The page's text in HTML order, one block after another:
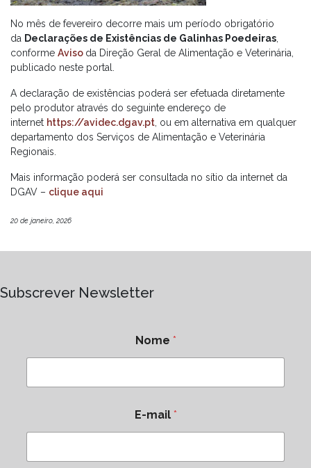
No mês de fevereiro decorre mais um período obrigatório
da Declarações de Existências de Galinhas Poedeiras
conforme Aviso da Direção Geral de Alimentação e Veterinária,
publicado neste portal.
A declaração de existências poderá ser efetuada diretamente
pelo produtor através do seguinte endereço de
internet https://avidec.dgav.pt , ou em alternativa em qualquer
departamento dos Serviços de Alimentação e Veterinária
Regionais.
Mais informação poderá ser consultada no sítio da internet da
DGAV – clique aqui
20 de janeiro, 2026
Subscrever Newsletter
Nome *
E-mail *